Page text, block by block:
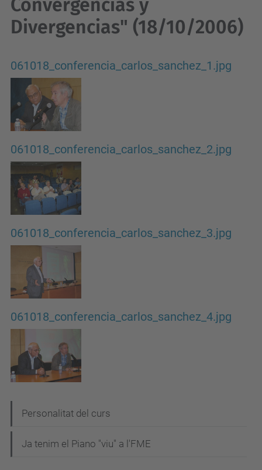
Convergencias y
Divergencias" (18/10/2006)
061018_conferencia_carlos_sanchez_1.jpg
061018_conferencia_carlos_sanchez_2.jpg
061018_conferencia_carlos_sanchez_3.jpg
061018_conferencia_carlos_sanchez_4.jpg
a
v
Personalitat del curs
Ja tenim el Piano "viu" a l'FME